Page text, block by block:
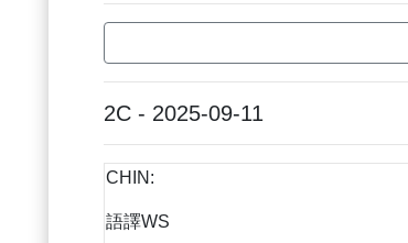
2C - 2025-09-11
CHIN:
語譯WS